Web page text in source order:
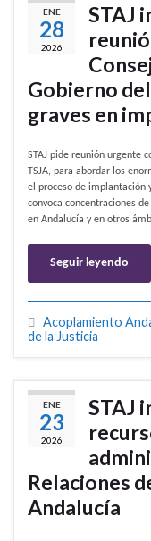
ENE
28
2026
STAJ
Gobierno
graves en
STAJ pide reunión urgente
TSJA, para abordar los
el proceso de implantación
convoca concentraciones
en Andalucía y en otros
Seguir leyendo
Acoplamiento
de la Justicia
ENE
23
2026
STAJ
Relaciones
Andalucía